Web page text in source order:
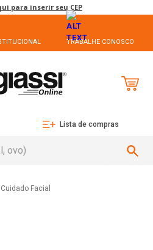
para inserir seu CEP
TRABALHE CONOSCO
Lista de compras
Cuidado Facial